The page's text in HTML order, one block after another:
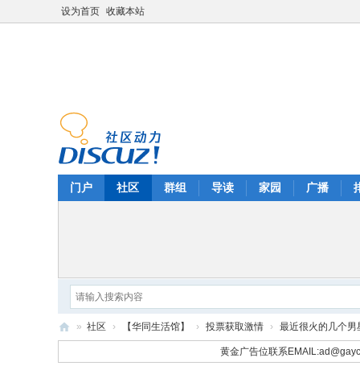
设为首页 收藏本站
门户 社区 群组 导读 家园 广播
» 社区 › 【华同生活馆】 › 投票获取激情 › 最近很火的几个男
黄金广告位联系EMAIL: